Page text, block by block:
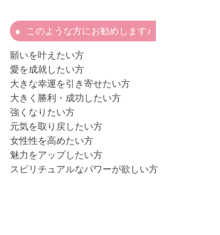
このような方にお勧めします♪
願いを叶えたい方
愛を成就したい方
大きな幸運を引き寄せたい方
大きく勝利・成功したい方
強くなりたい方
元気を取り戻したい方
女性性を高めたい方
魅力をアップしたい方
スピリチュアルなパワーが欲しい方